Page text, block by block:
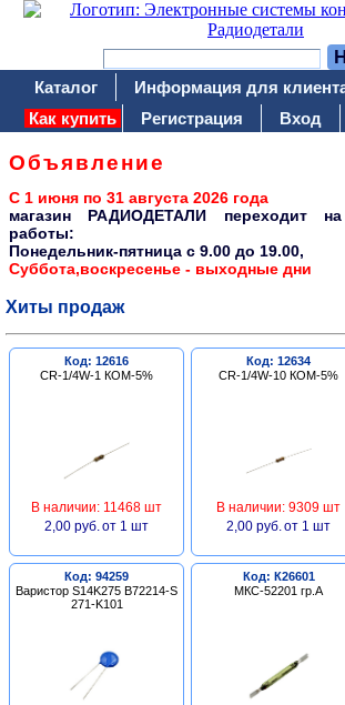
Каталог Информация для
Как купить
Регистрация Вход
Объявление
С 1 июня по 31 августа 2026 года
магазин РАДИОДЕТАЛИ переходит
работы:
Понедельник-пятница c 9.00 до 19.00,
Суббота,воскресенье - выходные дни
Хиты продаж
Код: 12616
CR-1/4W-1 КОМ-5%
В наличии: 11468 шт
2,00 руб. от 1 шт
Код: 12634
CR-1/4W-10 КОМ-5%
В наличии: 9309 шт
2,00 руб. от 1 шт
Код: 94259
Варистор S14K275 B72214-S
271-K101
Код: К26601
МКС-52201 гр.А